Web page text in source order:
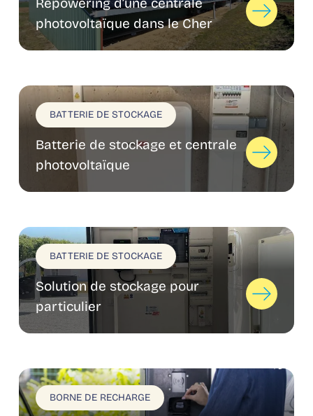
photovoltaïque dans le Cher
BATTERIE DE STOCKAGE
Batterie de stockage et centrale
photovoltaïque
BATTERIE DE STOCKAGE
Solution de stockage pour
particulier
BORNE DE RECHARGE